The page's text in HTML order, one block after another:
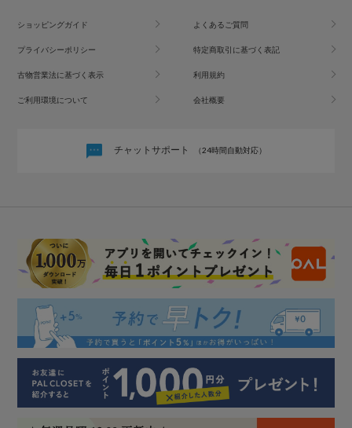
ショッピングガイド よくあるご質問
プライバシーポリシー 特定商取引に基づく表記
古物営業法に基づく表示 利用規約
ご利用環境について 会社概要
チャットサポート （24時間自動対応）